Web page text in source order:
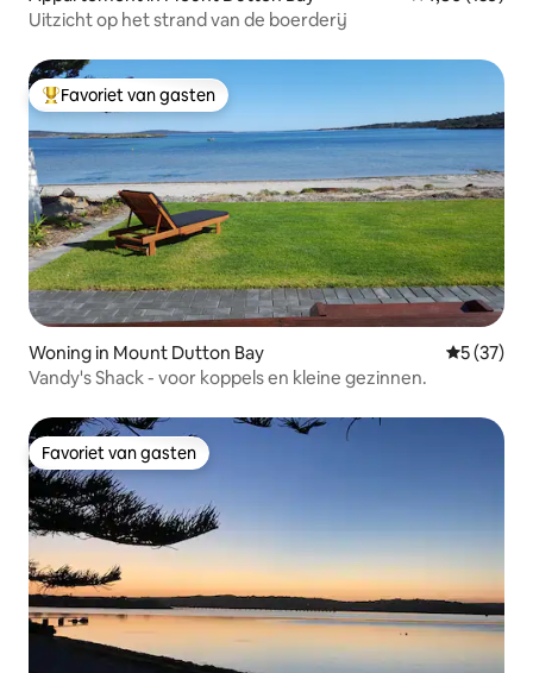
Uitzicht op het strand van de boerderij
Topfavoriet van gasten
Favoriet van gasten
Woning in Mount Dutton Bay
5 (37)
Vandy's Shack - voor koppels en kleine gezinnen.
Favoriet van gasten
Favoriet van gasten